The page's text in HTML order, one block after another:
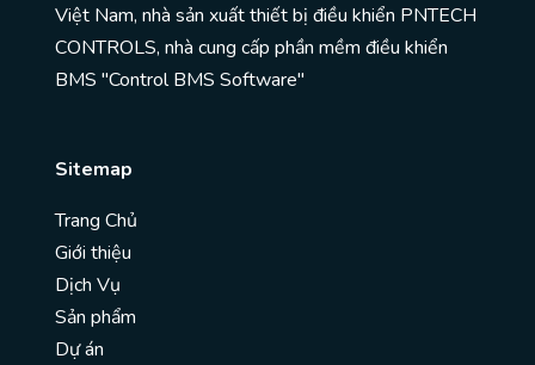
Việt Nam, nhà sản xuất thiết bị điều khiển PNTECH
CONTROLS, nhà cung cấp phần mềm điều khiển
BMS "Control BMS Software"
Sitemap
Trang Chủ
Giới thiệu
Dịch Vụ
Sản phẩm
Dự án